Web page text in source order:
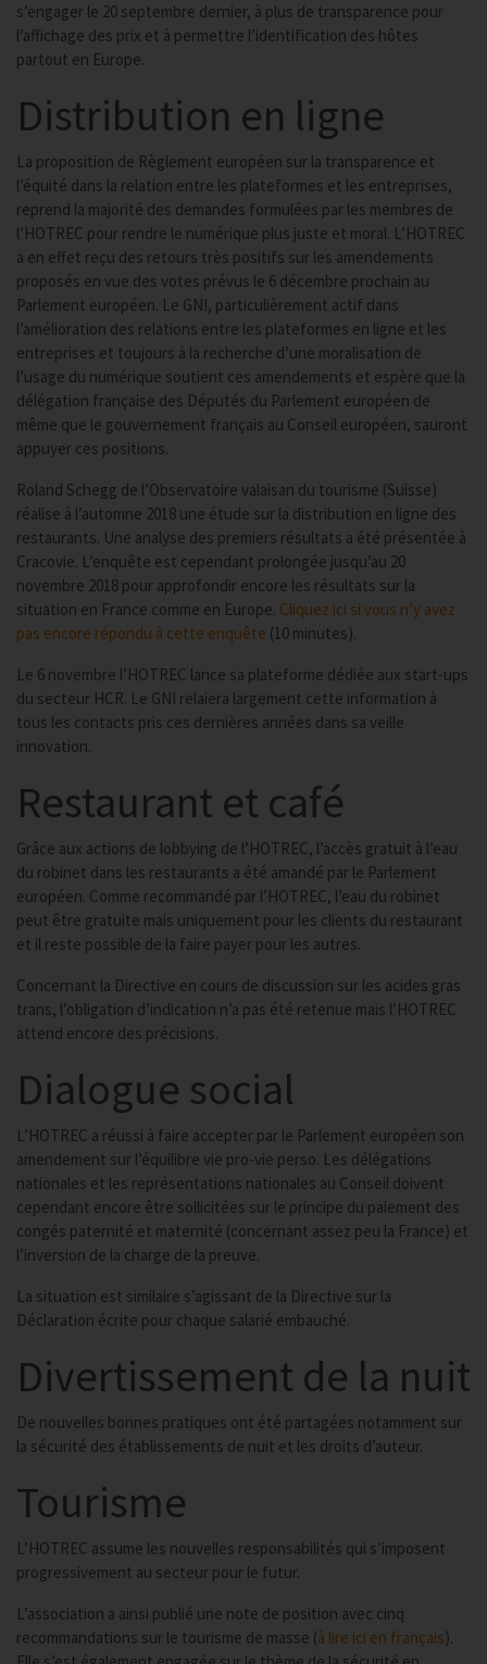
s’engager le 20 septembre dernier, à plus de transparence pour
l’affichage des prix et à permettre l’identification des hôtes
partout en Europe.
Distribution en ligne
La proposition de Règlement européen sur la transparence et
l’équité dans la relation entre les plateformes et les entreprises,
reprend la majorité des demandes formulées par les membres de
l’HOTREC pour rendre le numérique plus juste et moral. L’HOTREC
a en effet reçu des retours très positifs sur les amendements
proposés en vue des votes prévus le 6 décembre prochain au
Parlement européen. Le GNI, particulièrement actif dans
l’amélioration des relations entre les plateformes en ligne et les
entreprises et toujours à la recherche d’une moralisation de
l’usage du numérique soutient ces amendements et espère que la
délégation française des Députés du Parlement européen de
même que le gouvernement français au Conseil européen, sauront
appuyer ces positions.
Roland Schegg de l’Observatoire valaisan du tourisme (Suisse)
réalise à l’automne 2018 une étude sur la distribution en ligne des
restaurants. Une analyse des premiers résultats a été présentée à
Cracovie. L’enquête est cependant prolongée jusqu’au 20
novembre 2018 pour approfondir encore les résultats sur la
situation en France comme en Europe. Cliquez ici si vous n’y avez
pas encore répondu à cette enquête (10 minutes).
Le 6 novembre l’HOTREC lance sa plateforme dédiée aux start-ups
du secteur HCR. Le GNI relaiera largement cette information à
tous les contacts pris ces dernières années dans sa veille
innovation.
Restaurant et café
Grâce aux actions de lobbying de l’HOTREC, l’accès gratuit à l’eau
du robinet dans les restaurants a été amandé par le Parlement
européen. Comme recommandé par l’HOTREC, l’eau du robinet
peut être gratuite mais uniquement pour les clients du restaurant
et il reste possible de la faire payer pour les autres.
Concernant la Directive en cours de discussion sur les acides gras
trans, l’obligation d’indication n’a pas été retenue mais l’HOTREC
attend encore des précisions.
Dialogue social
L’HOTREC a réussi à faire accepter par le Parlement européen son
amendement sur l’équilibre vie pro-vie perso. Les délégations
nationales et les représentations nationales au Conseil doivent
cependant encore être sollicitées sur le principe du paiement des
congés paternité et maternité (concernant assez peu la France) et
l’inversion de la charge de la preuve.
La situation est similaire s’agissant de la Directive sur la
Déclaration écrite pour chaque salarié embauché.
Divertissement de la nuit
De nouvelles bonnes pratiques ont été partagées notamment sur
la sécurité des établissements de nuit et les droits d’auteur.
Tourisme
L’HOTREC assume les nouvelles responsabilités qui s’imposent
progressivement au secteur pour le futur.
L’association a ainsi publié une note de position avec cinq
recommandations sur le tourisme de masse (à lire ici en français).